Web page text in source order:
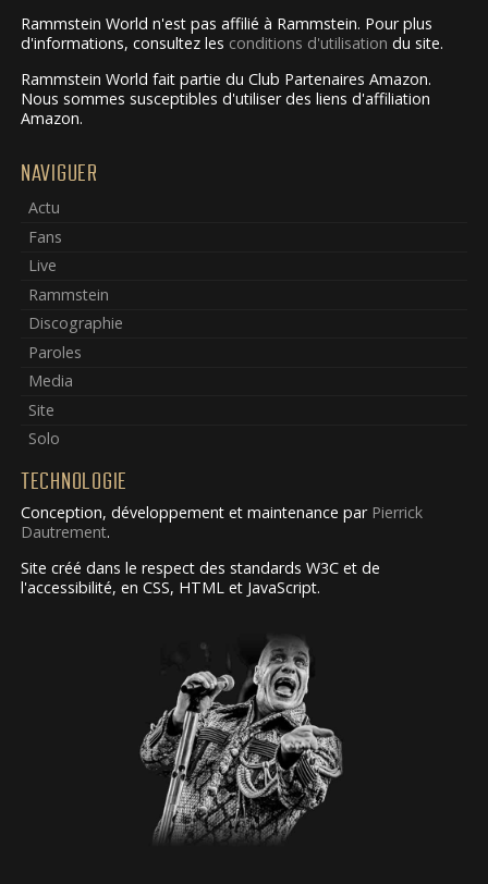
Rammstein World n'est pas affilié à Rammstein. Pour plus
d'informations, consultez les conditions d'utilisation du site.
Rammstein World fait partie du Club Partenaires Amazon.
Nous sommes susceptibles d'utiliser des liens d'affiliation
Amazon.
NAVIGUER
Actu
Fans
Live
Rammstein
Discographie
Paroles
Media
Site
Solo
TECHNOLOGIE
Conception, développement et maintenance par Pierrick
Dautrement.
Site créé dans le respect des standards W3C et de
l'accessibilité, en CSS, HTML et JavaScript.